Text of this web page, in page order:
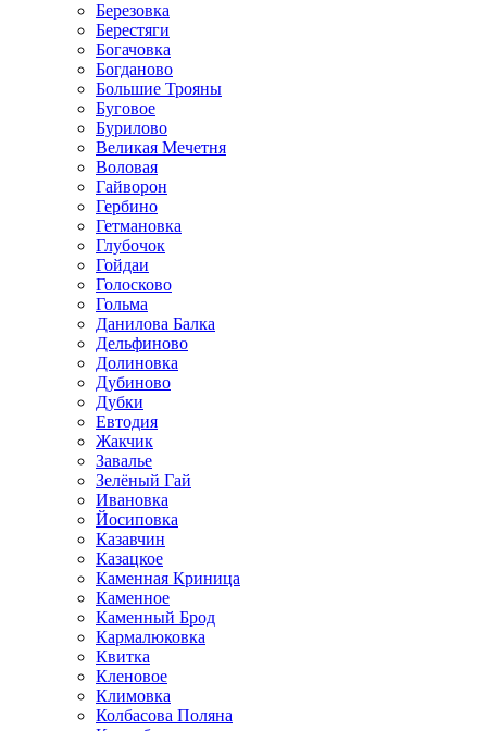
Березовка
Берестяги
Богачовка
Богданово
Большие Трояны
Буговое
Бурилово
Великая Мечетня
Воловая
Гайворон
Гербино
Гетмановка
Глубочок
Гойдаи
Голосково
Гольма
Данилова Балка
Дельфиново
Долиновка
Дубиново
Дубки
Евтодия
Жакчик
Завалье
Зелёный Гай
Ивановка
Йосиповка
Казавчин
Казацкое
Каменная Криница
Каменное
Каменный Брод
Кармалюковка
Квитка
Кленовое
Климовка
Колбасова Поляна